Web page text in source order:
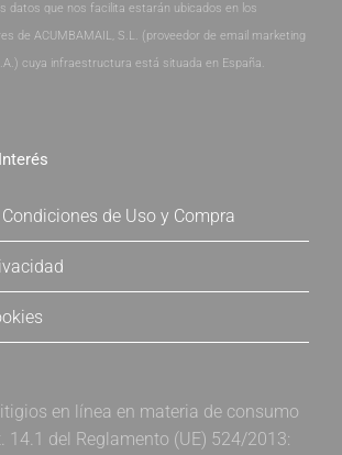
datos que nos facilita estarán ubicados en los
de ACUMBAMAIL, S.L. (proveedor de email marketing
cuya infraestructura está situada en España.
de Uso y Compra
en línea en materia de consumo
14.1 del Reglamento (UE) 524/2013: